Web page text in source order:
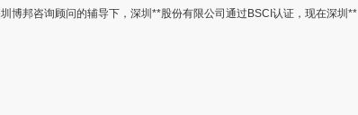
博邦咨询顾问的辅导下，深圳**股份有限公司通过BSCI认证，现在深圳**